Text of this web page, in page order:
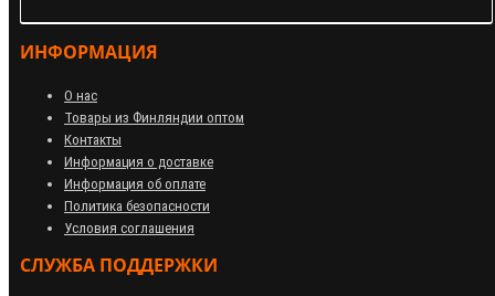
ИНФОРМАЦИЯ
О нас
Товары из Финляндии оптом
Контакты
Информация о доставке
Информация об оплате
Политика безопасности
Условия соглашения
СЛУЖБА ПОДДЕРЖКИ